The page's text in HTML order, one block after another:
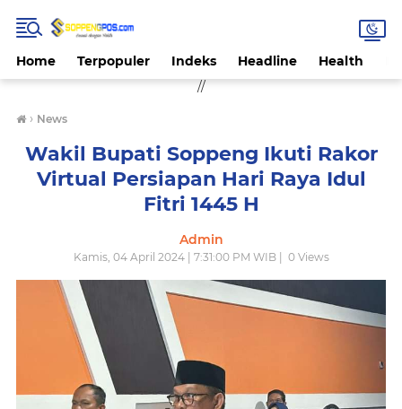
Home Terpopuler Indeks Headline Health
//
› News
Wakil Bupati Soppeng Ikuti Rakor
Virtual Persiapan Hari Raya Idul
Fitri 1445 H
Admin
Kamis, 04 April 2024 | 7:31:00 PM WIB | 0Views